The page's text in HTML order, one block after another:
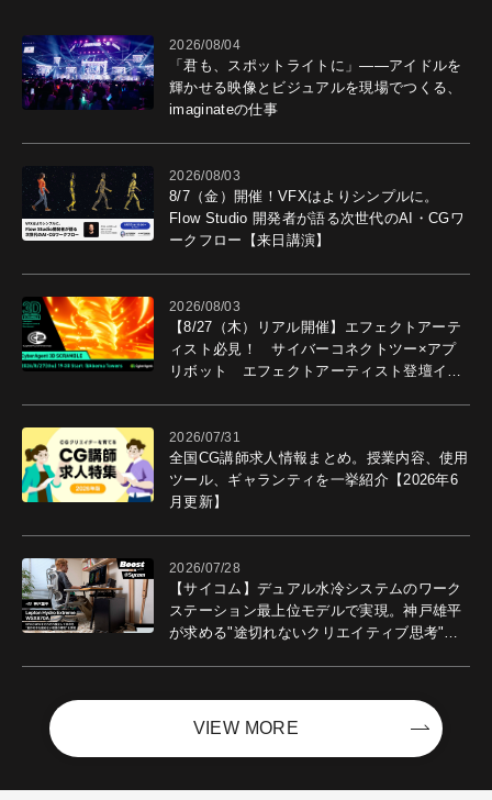
2026/08/04
「君も、スポットライトに」――アイドルを
輝かせる映像とビジュアルを現場でつくる、
imaginateの仕事
2026/08/03
8/7（金）開催！VFXはよりシンプルに。
Flow Studio 開発者が語る次世代のAI・CGワ
ークフロー【来日講演】
2026/08/03
【8/27（木）リアル開催】エフェクトアーテ
ィスト必見！ サイバーコネクトツー×アプ
リボット エフェクトアーティスト登壇イベ
2026/07/31
全国CG講師求人情報まとめ。授業内容、使用
ツール、ギャランティを一挙紹介【2026年6
月更新】
2026/07/28
【サイコム】デュアル水冷システムのワーク
ステーション最上位モデルで実現。神戸雄平
が求める"途切れないクリエイティブ思考"｜
VIEW MORE